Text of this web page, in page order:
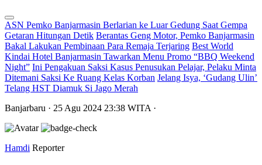
ASN Pemko Banjarmasin Berlarian ke Luar Gedung Saat Gempa
Getaran Hitungan Detik Berantas Geng Motor, Pemko Banjarmasin
Bakal Lakukan Pembinaan Para Remaja Terjaring Best World
Kindai Hotel Banjarmasin Tawarkan Menu Promo “BBQ Weekend
Night” Ini Pengakuan Saksi Kasus Penusukan Pelajar, Pelaku Minta
Ditemani Saksi Ke Ruang Kelas Korban Jelang Isya, ‘Gudang Ulin’
Telang HST Diamuk Si Jago Merah
Banjarbaru · 25 Agu 2024 23:38 WITA ·
Hamdi Reporter